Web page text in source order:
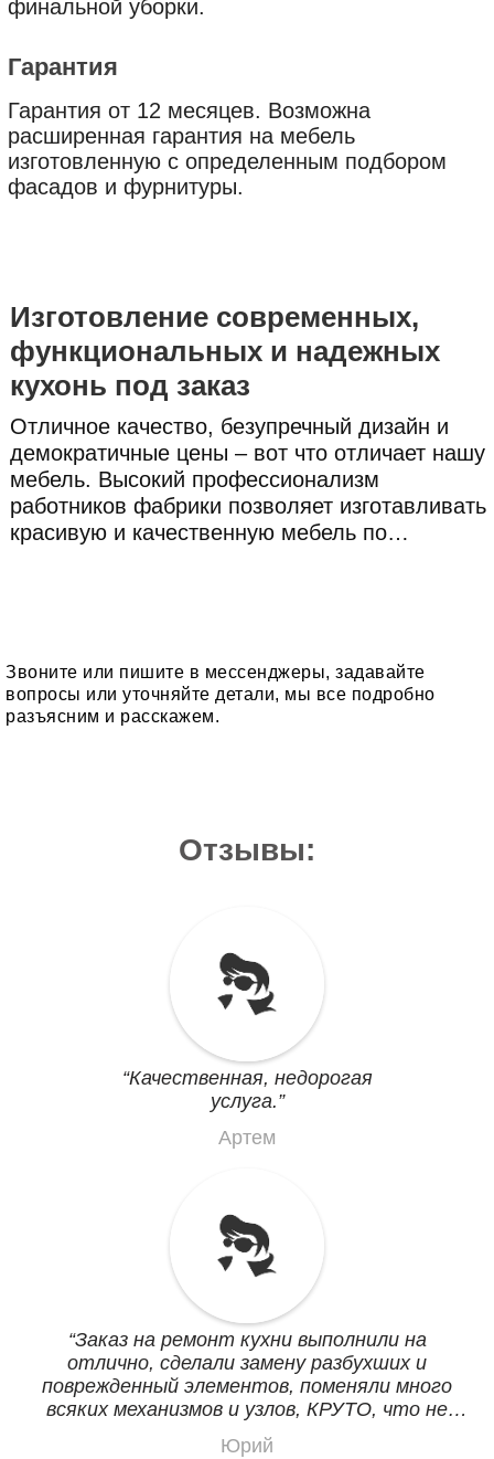
финальной уборки.
Гарантия
Гарантия от 12 месяцев. Возможна
расширенная гарантия на мебель
изготовленную с определенным подбором
фасадов и фурнитуры.
Изготовление современных,
функциональных и надежных
кухонь под заказ
Отличное качество, безупречный дизайн и
демократичные цены – вот что отличает нашу
мебель. Высокий профессионализм
работников фабрики позволяет изготавливать
красивую и качественную мебель по
Звоните или пишите в мессенджеры, задавайте
вопросы или уточняйте детали, мы все подробно
разъясним и расскажем.
Отзывы:
Качественная, недорогая
услуга.
Артем
Заказ на ремонт кухни выполнили на
отлично, сделали замену разбухших и
поврежденный элементов, поменяли много
всяких механизмов и узлов, КРУТО, что не
надо покупать новую кухню.
Юрий